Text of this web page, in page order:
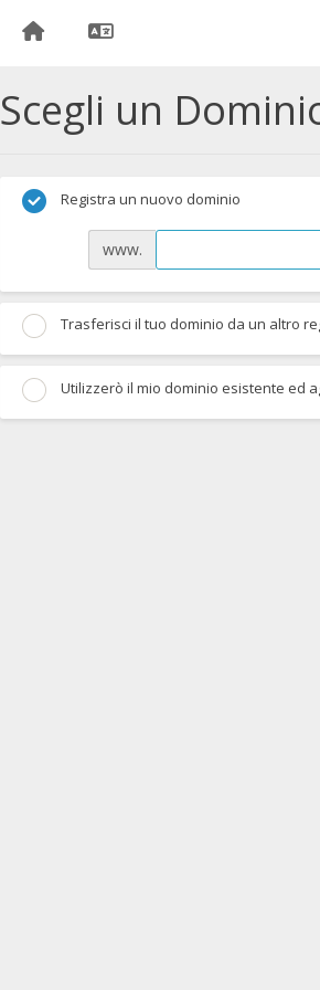
Scegli un
Registra un nuovo dominio
www.
Trasferisci il tuo dominio da un altro
Utilizzerò il mio dominio esistente ed